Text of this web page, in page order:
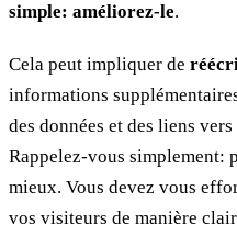
simple: améliorez-le.
Cela peut impliquer de
informations
des données et des liens
Rappelez-vous simplement:
mieux. Vous devez vous
vos visiteurs de manière